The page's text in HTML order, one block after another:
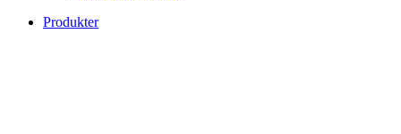
Produkter